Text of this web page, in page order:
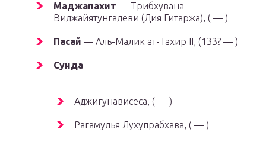
Маджапахит — Трибхувана
Виджайятунгадеви (Дия Гитаржа), ( — )
Пасай — Аль-Малик ат-Тахир II, (133? — )
Сунда —
Аджигунависеса, ( — )
Рагамулья Лухупрабхава, ( — )